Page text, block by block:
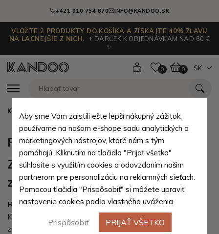
+421 910 754 870 INFO@KANDOO.SK
VLOŽTE 2 PRODUKTY DO KOŠÍKA A ZÍSKAJTE 40% ZĽAVU
NA LACNEJŠIE Z NICH.
+ DARČEK K OBJEDNÁVKAM NAD 60 €
✨
0 0 SK
Kandoo.sk
Podmienky akcií a zliav
Zľava pre registrovaných
zákazníkov
Registrácia u nás sa naozaj oplatí!
Každý zákazník, ktorý si vytvorí účet a je prihlásený,
získava
automatickú zľavu 5 % na celý sortiment
Aby sme Vám zaistili ešte lepší nákupný zážitok,
používame na našom e-shope sadu analytických a
marketingových nástrojov, ktoré nám s tým
pomáhajú. Kliknutím na tlačidlo "Prijať všetko"
súhlasíte s využitím cookies a odovzdaním našim
partnerom pre personalizáciu na reklamných sieťach.
Pomocou tlačidla "Prispôsobiť" si môžete upraviť
nastavenie cookies podľa vlastného uváženia.
Prispôsobiť PRIJAŤ VŠETKO